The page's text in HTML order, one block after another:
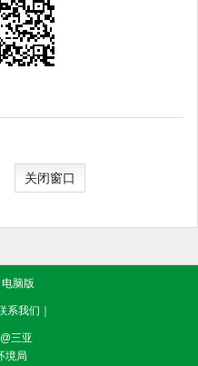
关闭窗口
电脑版
系我们 ｜
三亚
境局